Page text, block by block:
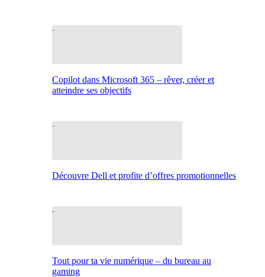
Copilot dans Microsoft 365 – rêver, créer et
atteindre ses objectifs
Découvre Dell et profite d’offres promotionnelles
Tout pour ta vie numérique – du bureau au
gaming